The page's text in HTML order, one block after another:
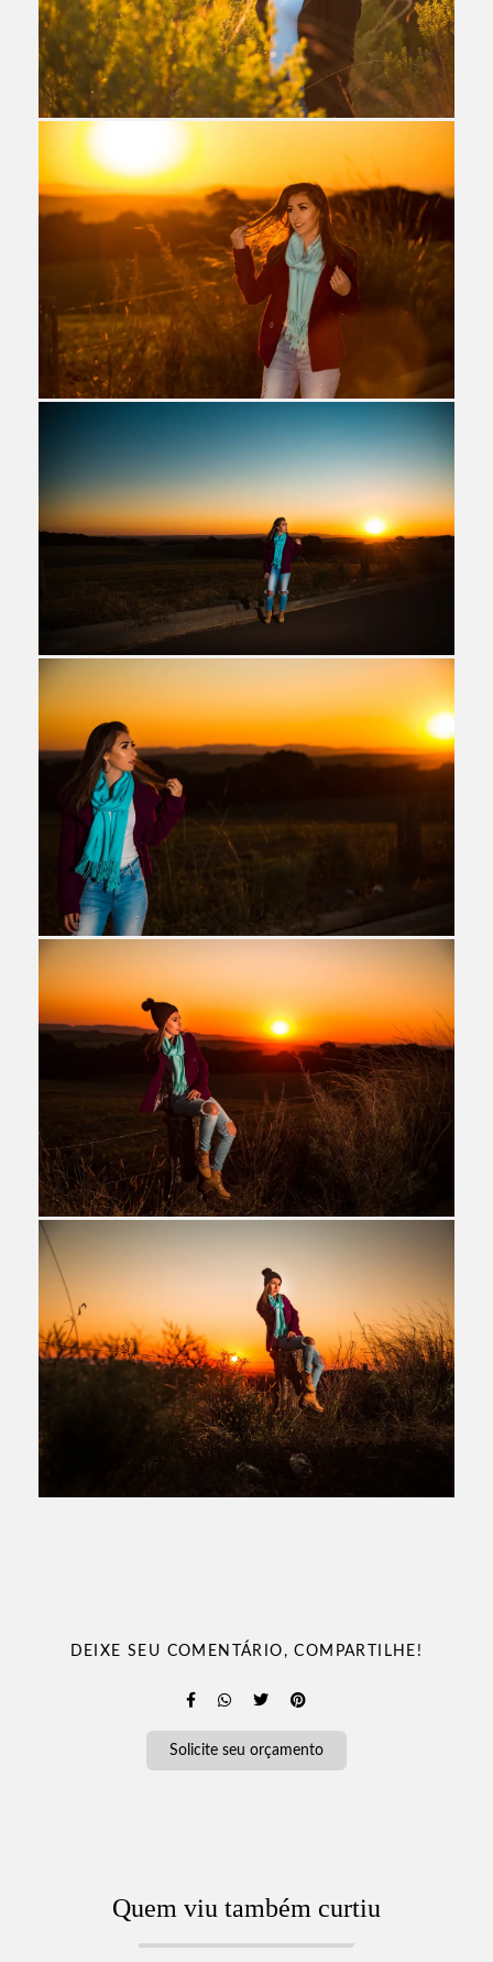
DEIXE SEU COMENTÁRIO, COMPARTILHE!
Solicite seu orçamento
Quem viu também curtiu